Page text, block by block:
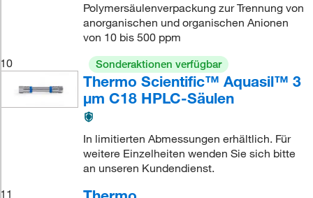
Polymersäulenverpackung zur Trennung von
anorganischen und organischen Anionen
von 10 bis 500 ppm
10
Sonderaktionen verfügbar
Thermo Scientific™ Aquasil™ 3
μm C18 HPLC-Säulen
In limitierten Abmessungen erhältlich. Für
weitere Einzelheiten wenden Sie sich bitte
an unseren Kundendienst.
11